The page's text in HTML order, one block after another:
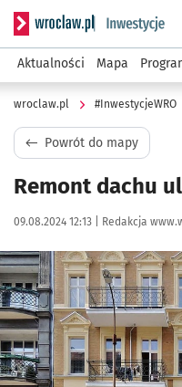
Serwis informacyjny
Aktualności Mapa
wroclaw.pl #InwestycjeWRO
Powrót do mapy
Remont dachu
Data publikacji:
09.08.2024 12:13 | Autor:
Redakcja
Kliknij, aby powiększyć